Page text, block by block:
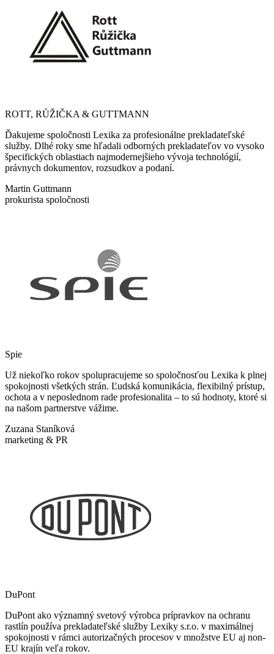
ROTT, RŮŽIČKA & GUTTMANN
Ďakujeme spoločnosti Lexika za profesionálne prekladateľské
služby. Dlhé roky sme hľadali odborných prekladateľov vo vysoko
špecifických oblastiach najmodernejšieho vývoja technológií,
právnych dokumentov, rozsudkov a podaní.
Martin Guttmann
prokurista spoločnosti
Spie
Už niekoľko rokov spolupracujeme so spoločnosťou Lexika k plnej
spokojnosti všetkých strán. Ľudská komunikácia, flexibilný prístup,
ochota a v neposlednom rade profesionalita – to sú hodnoty, ktoré si
na našom partnerstve vážime.
Zuzana Staníková
marketing & PR
DuPont
DuPont ako významný svetový výrobca prípravkov na ochranu
rastlín používa prekladateľské služby Lexiky s.r.o. v maximálnej
spokojnosti v rámci autorizačných procesov v množstve EU aj non-
EU krajín veľa rokov.